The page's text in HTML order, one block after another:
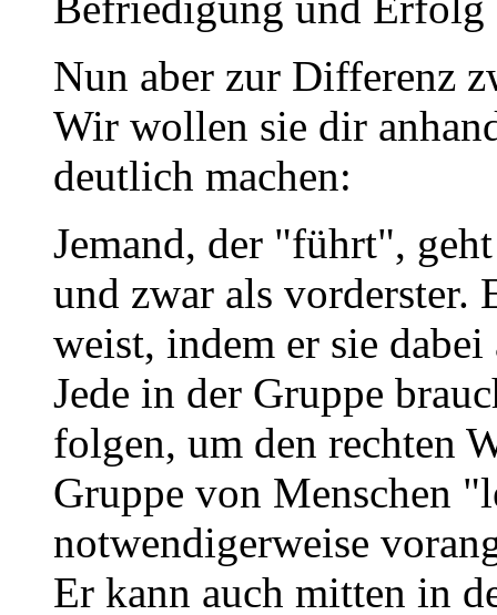
Nun aber zur Differenz
Wir wollen sie dir
deutlich machen:
Jemand, der "führt",
und zwar als vorderster.
weist, indem er sie
Jede in der Gruppe
folgen, um den rechten
Gruppe von Menschen
notwendigerweise
Er kann auch mitten in